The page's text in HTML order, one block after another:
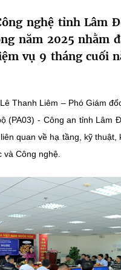
nghệ tỉnh Lâm
năm 2025 nhằm
vụ 9 tháng cuối
Thanh Liêm – Phó Giám
(PA03) - Công an tỉnh Lâm
quan về hạ tầng, kỹ
Công nghệ.